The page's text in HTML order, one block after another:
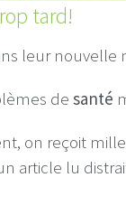
tard!
leur nouvelle
de santé
on reçoit
article lu